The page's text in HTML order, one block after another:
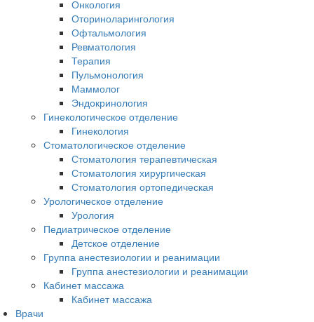
Онкология
Оториноларингология
Офтальмология
Ревматология
Терапия
Пульмонология
Маммолог
Эндокринология
Гинекологическое отделение
Гинекология
Стоматологическое отделение
Стоматология терапевтическая
Стоматология хирургическая
Стоматология ортопедическая
Урологическое отделение
Урология
Педиатрическое отделение
Детское отделение
Группа анестезиологии и реанимации
Группа анестезиологии и реанимации
Кабинет массажа
Кабинет массажа
Врачи